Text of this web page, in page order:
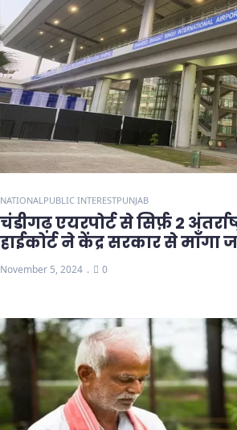
NATIONALPUBLIC INTERESTPUNJAB
चंडीगढ़ एयरपोर्ट से सिर्फ़ 2
हाईकोर्ट ने केंद्र सरकार से माँगा
November 5, 2024 0